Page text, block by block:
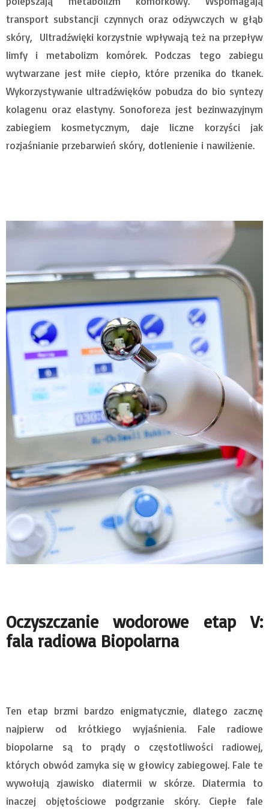
transport substancji czynnych oraz odżywczych w głąb
skóry, Ultradźwięki korzystnie wpływają też na przepływ
limfy i metabolizm komórek. Podczas tego zabiegu
wytwarzane jest miłe ciepło, które przenika do tkanek.
Wykorzystywanie ultradźwięków pobudza do bio syntezy
kolagenu oraz elastyny. Sonoforeza jest bezinwazyjnym
zabiegiem kosmetycznym, daje liczne korzyści jak
rozjaśnianie przebarwień skóry, dotlenienie i nawilżenie.
Oczyszczanie wodorowe etap V:
fala radiowa Biopolarna
Ten etap brzmi bardzo enigmatycznie, dlatego zacznę
najpierw od krótkiego wyjaśnienia. Fale radiowe
biopolarne są to prądy o częstotliwości radiowej,
których obwód zamyka się w głowicy zabiegowej. Fale te
wywołują zjawisko diatermii w skórze. Diatermia to
inaczej objętościowe podgrzanie skóry. Ciepłe fale